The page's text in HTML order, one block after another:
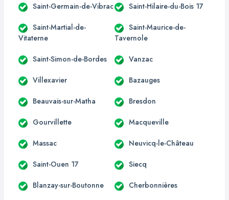
Saint-Germain-de-Vibrac Saint-Hilaire-du-Bois 17
Saint-Martial-de-
Vitaterne
Saint-Maurice-de-
Tavernole
Saint-Simon-de-Bordes Vanzac
Villexavier Bazauges
Beauvais-sur-Matha Bresdon
Gourvillette Macqueville
Massac Neuvicq-le-Château
Saint-Ouen 17 Siecq
Blanzay-sur-Boutonne Cherbonnières